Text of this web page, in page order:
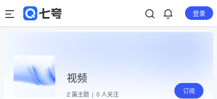
登录
视频
2 篇主题 | 0 人关注 订阅